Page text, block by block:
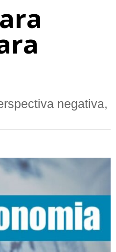
negativa,